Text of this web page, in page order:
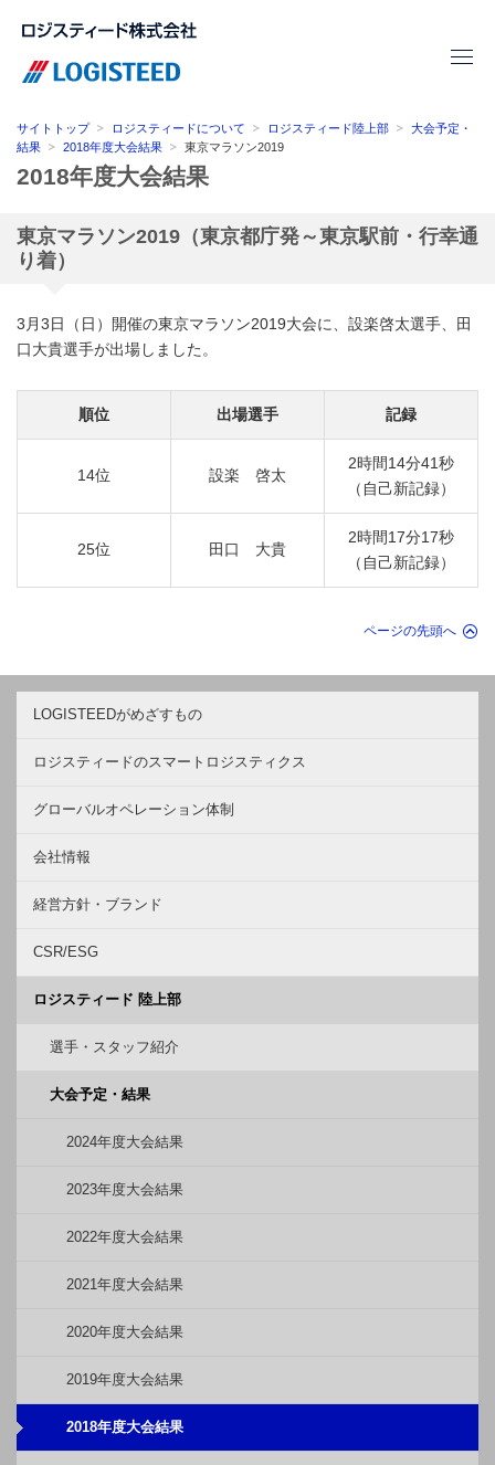
サイトトップ ロジスティードについて ロジスティード陸上部
大会予定・
結果
2018年度大会結果 東京マラソン2019
2018年度大会結果
東京マラソン2019（東京都庁発～東京駅前・行幸通
り着）
3月3日（日）開催の東京マラソン2019大会に、設楽啓太選手、田
口大貴選手が出場しました。
順位 出場選手 記録
14位 設楽 啓太
2時間14分41秒
（自己新記録）
25位 田口 大貴
2時間17分17秒
（自己新記録）
ページの先頭へ
LOGISTEEDがめざすもの
ロジスティードのスマートロジスティクス
グローバルオペレーション体制
会社情報
経営方針・ブランド
CSR/ESG
ロジスティード 陸上部
選手・スタッフ紹介
大会予定・結果
2024年度大会結果
2023年度大会結果
2022年度大会結果
2021年度大会結果
2020年度大会結果
2019年度大会結果
2018年度大会結果